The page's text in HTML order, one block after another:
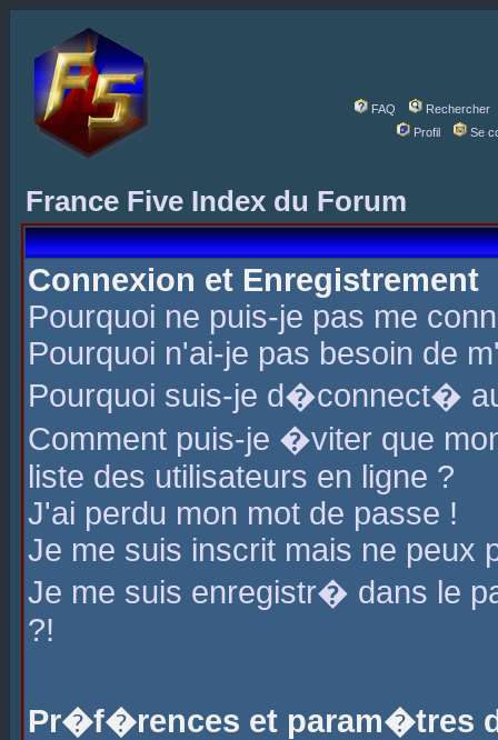
FAQ
Rechercher
Profil
Se
France Five Index du Forum
Connexion et Enregistrement
Pourquoi ne puis-je pas me
Pourquoi n'ai-je pas besoin de
Pourquoi suis-je d�connect�
Comment puis-je �viter que
liste des utilisateurs en ligne ?
J'ai perdu mon mot de passe !
Je me suis inscrit mais ne peux
Je me suis enregistr� dans le
?!
Pr�f�rences et param�tres